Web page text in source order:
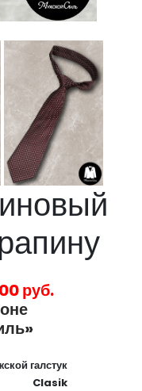
руб.
галстук
Clasik